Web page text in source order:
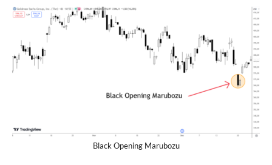
Black Opening Marubozu